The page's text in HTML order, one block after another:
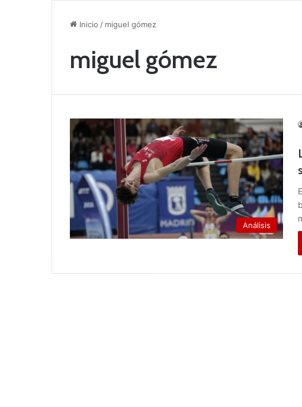
Inicio / miguel gómez
miguel gómez
Análisis